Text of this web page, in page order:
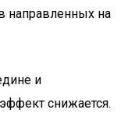
направленных на
и
снижается.